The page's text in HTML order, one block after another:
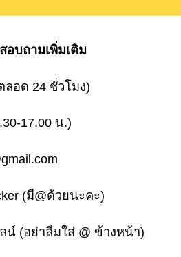
อบถามเพิ่มเติม
ลอด 24 ชั่วโมง)
17.00 น.)
(มี@ด้วยนะคะ)
(อย่าลืมใส่ @ ข้างหน้า)